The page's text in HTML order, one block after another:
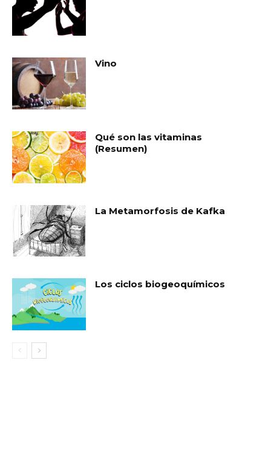
Vino
Qué son las vitaminas
(Resumen)
La Metamorfosis de Kafka
Los ciclos biogeoquímicos